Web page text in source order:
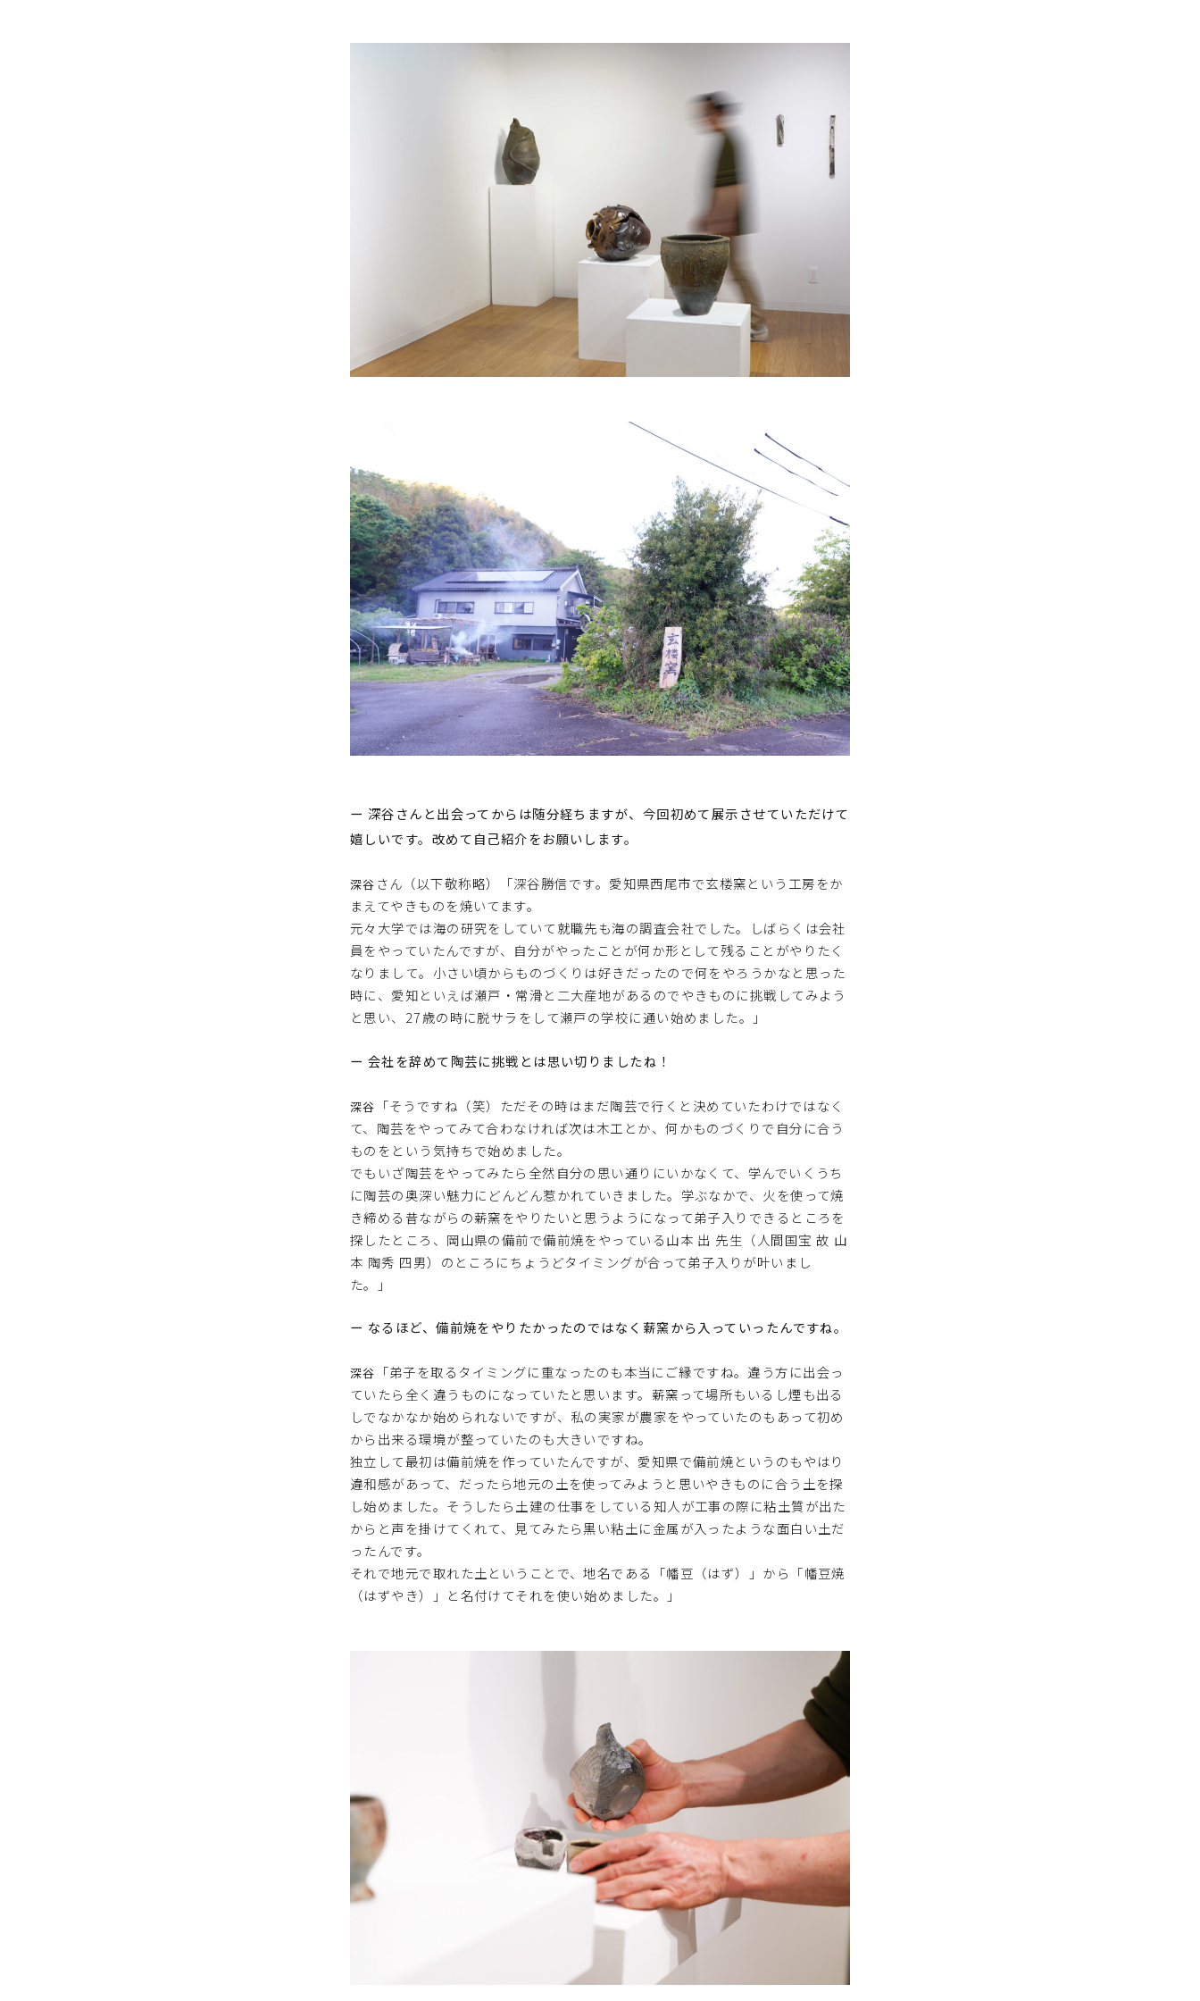
ー 深谷さんと出会ってからは随分経ちますが、今回初めて展示させていただけて
嬉しいです。改めて自己紹介をお願いします。
深谷 さん（以下敬称略）「深谷勝信です。愛知県西尾市で玄楼窯という工房をか
まえてやきものを焼いてます。
元々大学では海の研究をしていて就職先も海の調査会社でした。しばらくは会社
員をやっていたんですが、自分がやったことが何か形として残ることがやりたく
なりまして。小さい頃からものづくりは好きだったので何をやろうかなと思った
時に、愛知といえば瀬戸・常滑と二大産地があるのでやきものに挑戦してみよう
と思い、27歳の時に脱サラをして瀬戸の学校に通い始めました。」
ー 会社を辞めて陶芸に挑戦とは思い切りましたね！
深谷 「そうですね（笑）ただその時はまだ陶芸で行くと決めていたわけではなく
て、陶芸をやってみて合わなければ次は木工とか、何かものづくりで自分に合う
ものをという気持ちで始めました。
でもいざ陶芸をやってみたら全然自分の思い通りにいかなくて、学んでいくうち
に陶芸の奥深い魅力にどんどん惹かれていきました。学ぶなかで、火を使って焼
き締める昔ながらの薪窯をやりたいと思うようになって弟子入りできるところを
探したところ、岡山県の備前で備前焼をやっている山本 出 先生（人間国宝 故 山
本 陶秀 四男）のところにちょうどタイミングが合って弟子入りが叶いまし
た。」
ー なるほど、備前焼をやりたかったのではなく薪窯から入っていったんですね。
深谷 「弟子を取るタイミングに重なったのも本当にご縁ですね。違う方に出会っ
ていたら全く違うものになっていたと思います。薪窯って場所もいるし煙も出る
しでなかなか始められないですが、私の実家が農家をやっていたのもあって初め
から出来る環境が整っていたのも大きいですね。
独立して最初は備前焼を作っていたんですが、愛知県で備前焼というのもやはり
違和感があって、だったら地元の土を使ってみようと思いやきものに合う土を探
し始めました。そうしたら土建の仕事をしている知人が工事の際に粘土質が出た
からと声を掛けてくれて、見てみたら黒い粘土に金属が入ったような面白い土だ
ったんです。
それで地元で取れた土ということで、地名である「幡豆（はず）」から「幡豆焼
（はずやき）」と名付けてそれを使い始めました。」